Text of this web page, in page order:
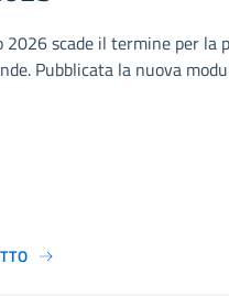
2026 scade il termine per la
Pubblicata la nuova